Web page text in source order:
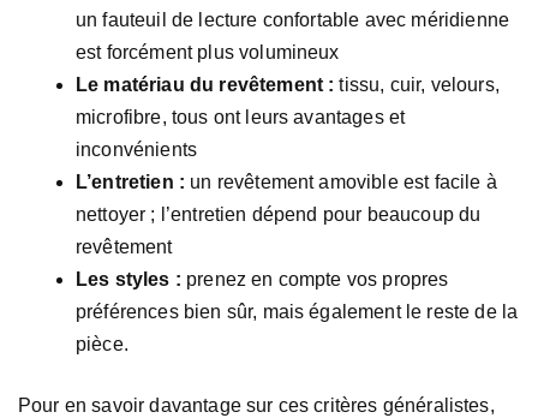
un fauteuil de lecture confortable avec méridienne
est forcément plus volumineux
Le matériau du revêtement :tissu, cuir, velours,
microfibre, tous ont leurs avantages et
inconvénients
L’entretien : un revêtement amovible est facile à
nettoyer ; l’entretien dépend pour beaucoup du
revêtement
Les styles : prenez en compte vos propres
préférences bien sûr, mais également le reste de la
pièce.
Pour en savoir davantage sur ces critères généralistes,